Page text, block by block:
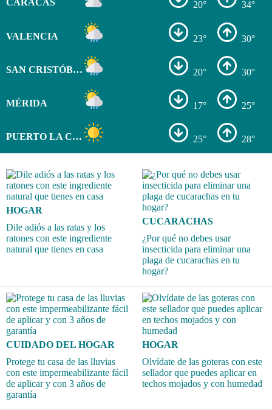
CARACAS 20° 34°
VALENCIA 23° 30°
SAN CRISTÓBAL 20° 30°
MÉRIDA 17° 25°
PUERTO LA CRUZ 25° 28°
HOGAR
Dile adiós a las ratas y los
ratones con este ingrediente
natural que tienes en casa
CUCARACHAS
¿Por qué no debes usar
insecticida para eliminar una
plaga de cucarachas en tu
hogar?
CUIDADO DEL HOGAR
Protege tu casa de las lluvias
con este impermeabilizante fácil
de aplicar y con 3 años de
garantía
HOGAR
Olvídate de las goteras con este
sellador que puedes aplicar en
techos mojados y con humedad